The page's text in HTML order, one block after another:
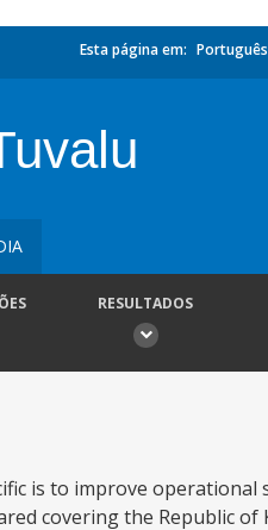
Esta página em: Português
RESULTADOS
is to improve
covering the Republic of